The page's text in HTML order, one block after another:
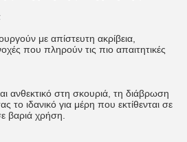
με απίστευτη ακρίβεια,
που πληρούν τις πιο απαιτητικές
ανθεκτικό στη σκουριά, τη διάβρωση
το ιδανικό για μέρη που εκτίθενται σε
βαριά χρήση.